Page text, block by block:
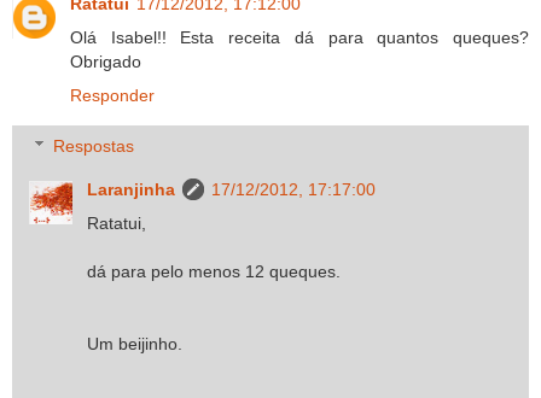
Ratatui 17/12/2012, 17:12:00
Olá Isabel!! Esta receita dá para quantos queques?
Obrigado
Responder
Respostas
Laranjinha
17/12/2012, 17:17:00
Ratatui,
dá para pelo menos 12 queques.
Um beijinho.